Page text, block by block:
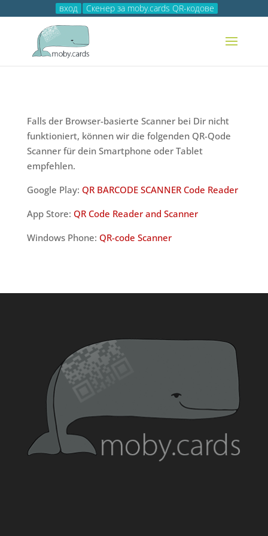
вход Скенер за moby.cards QR-кодове
Falls der Browser-basierte Scanner bei Dir nicht
funktioniert, können wir die folgenden QR-Qode
Scanner für dein Smartphone oder Tablet
empfehlen.
Google Play: QR BARCODE SCANNER Code Reader
App Store: QR Code Reader and Scanner
Windows Phone: QR-code Scanner